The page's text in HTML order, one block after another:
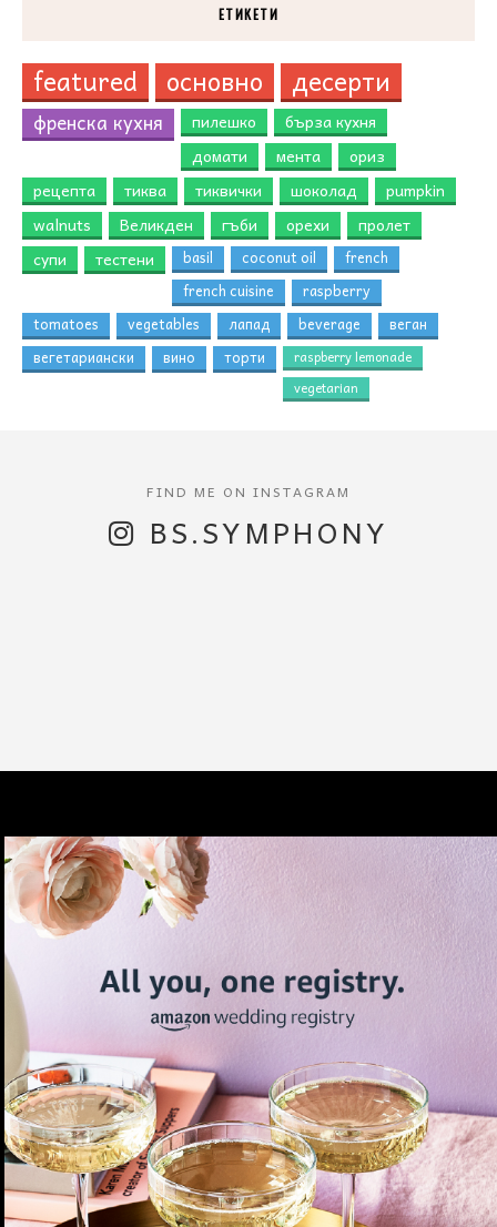
ЕТИКЕТИ
featured основно десерти
френска кухня пилешко
бърза кухня
домати
мента
ориз
рецепта
тиква тиквички шоколад
pumpkin
walnuts
Великден гъби орехи
пролет
супи
тестени basil coconut oil
french
french cuisine
raspberry
tomatoes
vegetables лапад beverage
веган
вегетариански
вино торти
raspberry lemonade
vegetarian
BS.SYMPHONY